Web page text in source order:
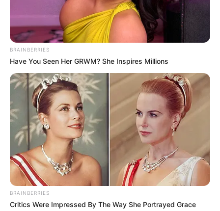
Εύβοια: Θλίψη για γνωστό επαγγελματία που
έφυγε από την ζωή
ΣΟΚ: Γυναίκα έπεσε από την υψηλή γέφυρα
Χαλκίδας
Εύβοια: Θλίψη για γνωστό επαγγελματία που
έφυγε από την ζωή
Ακολουθήστε το evianews.com στο
Google
News
ΤΑ ΠΙΟ ΔΗΜΟΦΙΛΗ
BRAINBERRIES
Have You Seen Her GRWM? She Inspires Millions
BRAINBERRIES
Critics Were Impressed By The Way She Portrayed Grace